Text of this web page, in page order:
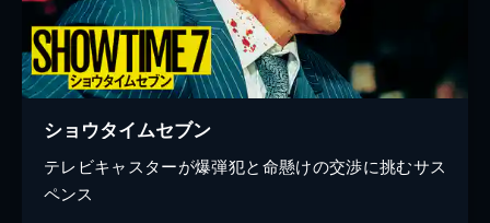
ショウタイムセブン
テレビキャスターが爆弾犯と命懸けの交渉に挑むサス
ペンス